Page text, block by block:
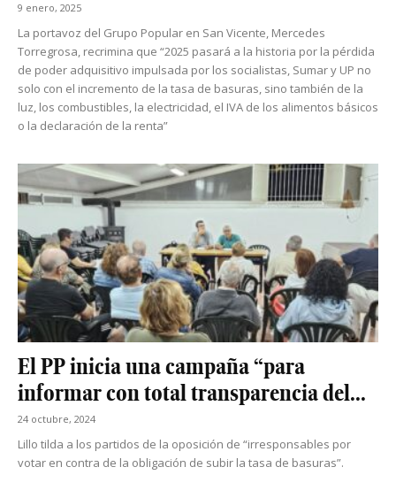
9 enero, 2025
La portavoz del Grupo Popular en San Vicente, Mercedes
Torregrosa, recrimina que “2025 pasará a la historia por la pérdida
de poder adquisitivo impulsada por los socialistas, Sumar y UP no
solo con el incremento de la tasa de basuras, sino también de la
luz, los combustibles, la electricidad, el IVA de los alimentos básicos
o la declaración de la renta”
El PP inicia una campaña “para
informar con total transparencia del...
24 octubre, 2024
Lillo tilda a los partidos de la oposición de “irresponsables por
votar en contra de la obligación de subir la tasa de basuras”.